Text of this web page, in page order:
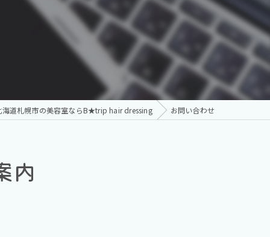
海道札幌市の美容室ならB★trip hair dressing お問い合わせ
内